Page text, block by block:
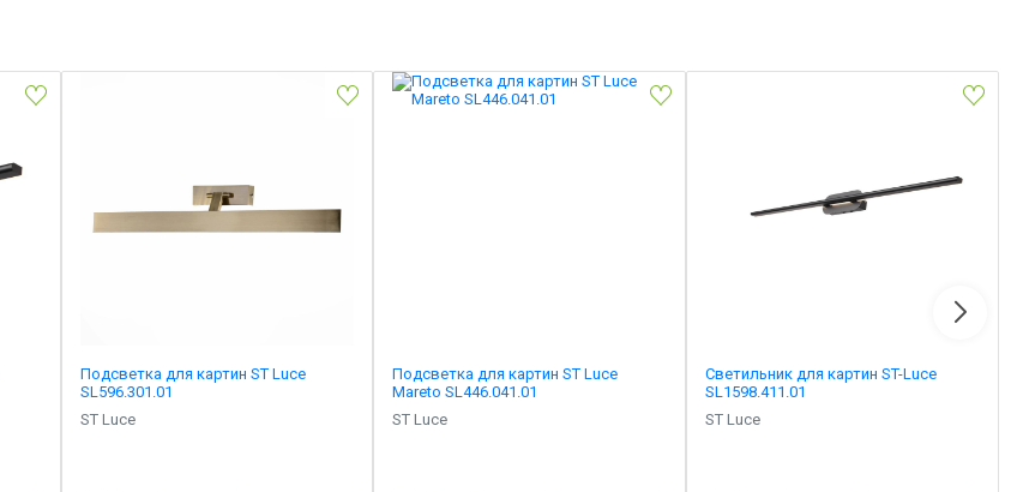
Подсветка для картин ST Luce
SL596.301.01
ST Luce
Подсветка для картин ST Luce
Mareto SL446.041.01
ST Luce
Светильник для картин ST-Luce
SL1598.411.01
ST Luce